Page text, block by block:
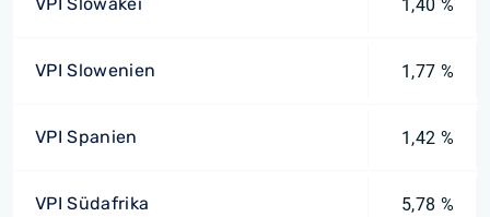
1,40 %
VPI Slowenien 1,77 %
VPI Spanien 1,42 %
VPI Südafrika 5,78 %